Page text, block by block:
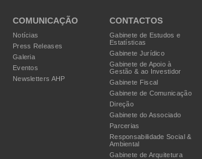
COMUNICAÇÃO
Notícias
Press Releases
Galeria
Eventos
Newsletters AHP
CONTACTOS
Gabinete de Estudos e
Estatísticas
Gabinete Jurídico
Gabinete de Apoio à
Gestão & ao Investidor
Gabinete Fiscal
Gabinete de Comunicação
Direção
Gabinete do Associado
Parcerias
Responsabilidade Social &
Ambiental
Gabinete de Arquitetura